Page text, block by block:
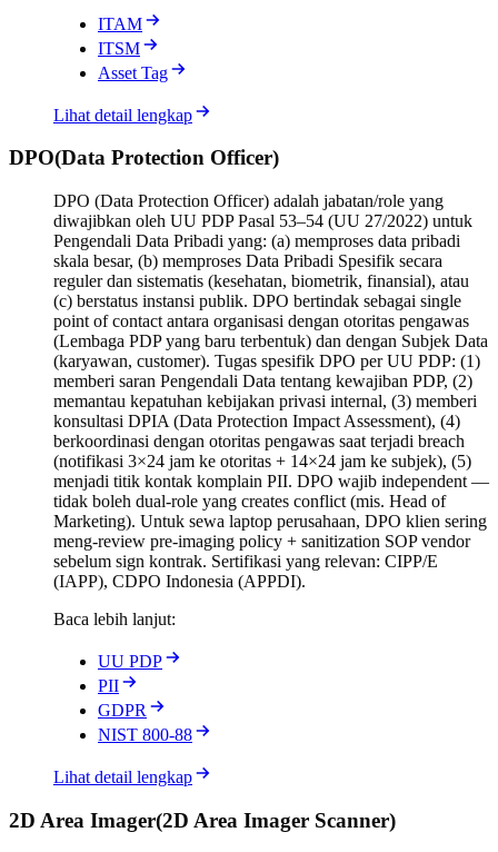
ITAM
ITSM
Asset Tag
Lihat detail lengkap
DPO(Data Protection Officer)
DPO (Data Protection Officer) adalah jabatan/role yang
diwajibkan oleh UU PDP Pasal 53–54 (UU 27/2022) untuk
Pengendali Data Pribadi yang: (a) memproses data pribadi
skala besar, (b) memproses Data Pribadi Spesifik secara
reguler dan sistematis (kesehatan, biometrik, finansial), atau
(c) berstatus instansi publik. DPO bertindak sebagai single
point of contact antara organisasi dengan otoritas pengawas
(Lembaga PDP yang baru terbentuk) dan dengan Subjek Data
(karyawan, customer). Tugas spesifik DPO per UU PDP: (1)
memberi saran Pengendali Data tentang kewajiban PDP, (2)
memantau kepatuhan kebijakan privasi internal, (3) memberi
konsultasi DPIA (Data Protection Impact Assessment), (4)
berkoordinasi dengan otoritas pengawas saat terjadi breach
(notifikasi 3×24 jam ke otoritas + 14×24 jam ke subjek), (5)
menjadi titik kontak komplain PII. DPO wajib independent —
tidak boleh dual-role yang creates conflict (mis. Head of
Marketing). Untuk sewa laptop perusahaan, DPO klien sering
meng-review pre-imaging policy + sanitization SOP vendor
sebelum sign kontrak. Sertifikasi yang relevan: CIPP/E
(IAPP), CDPO Indonesia (APPDI).
Baca lebih lanjut:
UU PDP
PII
GDPR
NIST 800-88
Lihat detail lengkap
2D Area Imager(2D Area Imager Scanner)